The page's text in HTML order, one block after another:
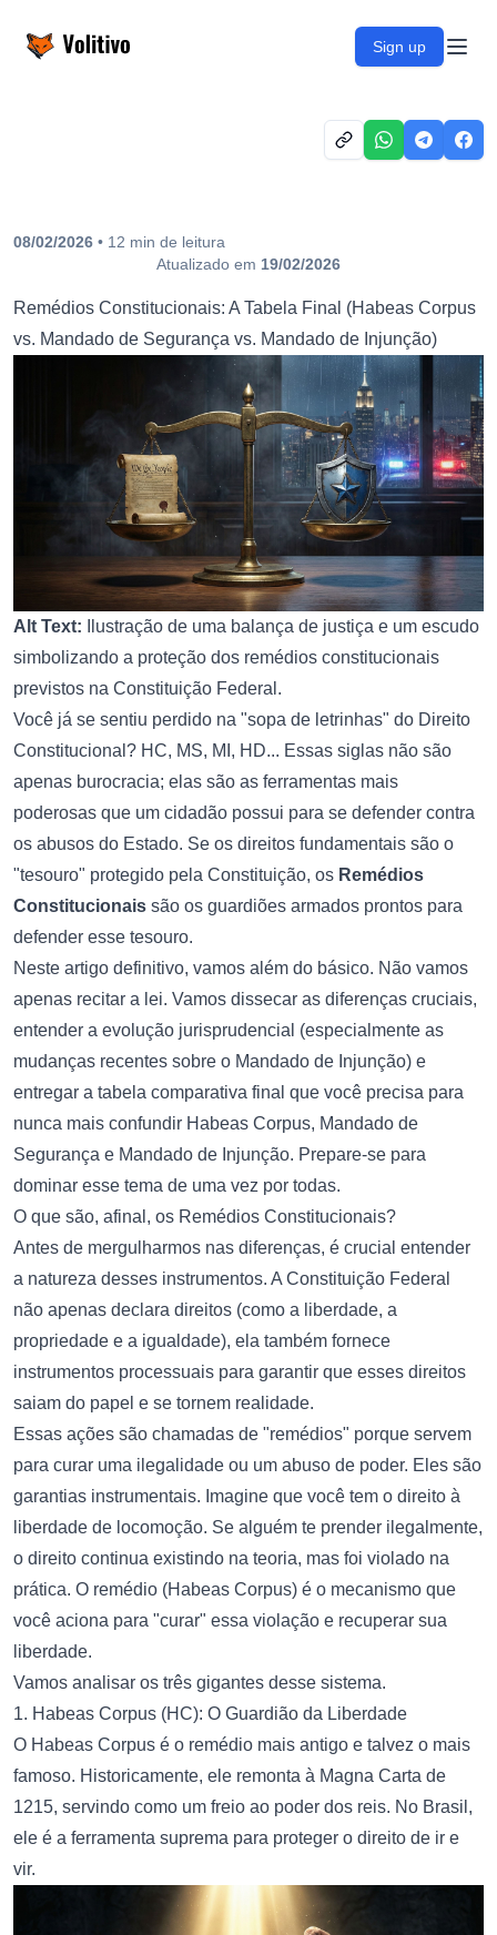
Volitivo Sign up
08/02/2026 • 12 min de leitura
Atualizado em 19/02/2026
Remédios Constitucionais: A Tabela Final (Habeas Corpus
vs. Mandado de Segurança vs. Mandado de Injunção)
Alt Text: Ilustração de uma balança de justiça e um escudo
simbolizando a proteção dos remédios constitucionais
previstos na Constituição Federal.
Você já se sentiu perdido na "sopa de letrinhas" do Direito
Constitucional? HC, MS, MI, HD... Essas siglas não são
apenas burocracia; elas são as ferramentas mais
poderosas que um cidadão possui para se defender contra
os abusos do Estado. Se os direitos fundamentais são o
"tesouro" protegido pela Constituição, os Remédios
Constitucionais são os guardiões armados prontos para
defender esse tesouro.
Neste artigo definitivo, vamos além do básico. Não vamos
apenas recitar a lei. Vamos dissecar as diferenças cruciais,
entender a evolução jurisprudencial (especialmente as
mudanças recentes sobre o Mandado de Injunção) e
entregar a tabela comparativa final que você precisa para
nunca mais confundir Habeas Corpus, Mandado de
Segurança e Mandado de Injunção. Prepare-se para
dominar esse tema de uma vez por todas.
O que são, afinal, os Remédios Constitucionais?
Antes de mergulharmos nas diferenças, é crucial entender
a natureza desses instrumentos. A Constituição Federal
não apenas declara direitos (como a liberdade, a
propriedade e a igualdade), ela também fornece
instrumentos processuais para garantir que esses direitos
saiam do papel e se tornem realidade.
Essas ações são chamadas de "remédios" porque servem
para curar uma ilegalidade ou um abuso de poder. Eles são
garantias instrumentais. Imagine que você tem o direito à
liberdade de locomoção. Se alguém te prender ilegalmente,
o direito continua existindo na teoria, mas foi violado na
prática. O remédio (Habeas Corpus) é o mecanismo que
você aciona para "curar" essa violação e recuperar sua
liberdade.
Vamos analisar os três gigantes desse sistema.
1. Habeas Corpus (HC): O Guardião da Liberdade
O Habeas Corpus é o remédio mais antigo e talvez o mais
famoso. Historicamente, ele remonta à Magna Carta de
1215, servindo como um freio ao poder dos reis. No Brasil,
ele é a ferramenta suprema para proteger o direito de ir e
vir.